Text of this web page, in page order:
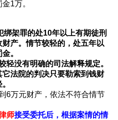
1万。
架罪的处10年以上有期徒刑
产。情节较轻的，处五年以
。
轻没有明确的司法解释规定。
法院的判决只要勒索到钱财
6万元财产，依法不符合情节
师接受委托后，根据案情的情